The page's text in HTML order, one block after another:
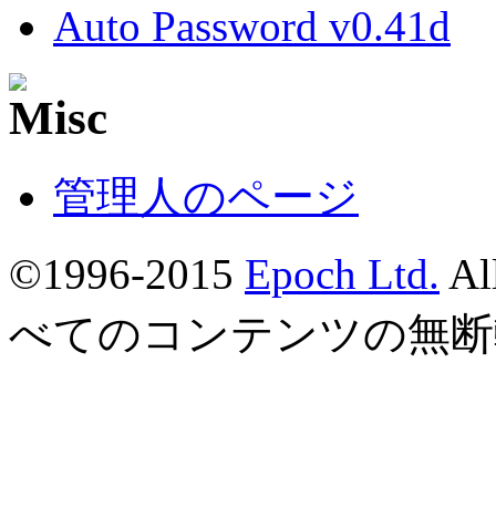
Auto Password v0.41d
管理人のページ
©1996-2015 Epoch Ltd.
べてのコンテンツの無